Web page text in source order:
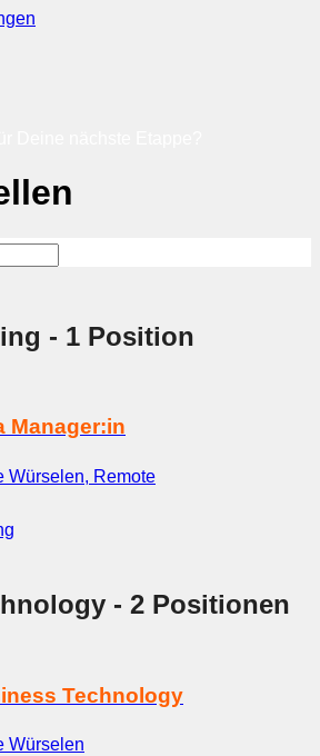
- 1 Position
Manager:in
Würselen, Remote
- 2 Positionen
Technology
Würselen